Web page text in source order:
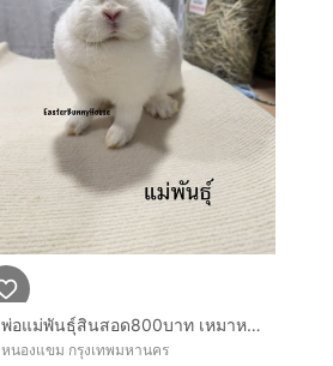
พ่อแม่พันธุ์สินสอด800บาท เหมาหมด1500
หนองแขม กรุงเทพมหานคร